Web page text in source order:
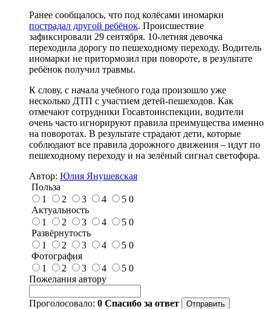
Ранее сообщалось, что под колёсами иномарки
пострадал другой ребёнок. Происшествие
зафиксировали 29 сентября. 10-летняя девочка
переходила дорогу по пешеходному переходу. Водитель
иномарки не притормозил при повороте, в результате
ребёнок получил травмы.
К слову, с начала учебного года произошло уже
несколько ДТП с участием детей-пешеходов. Как
отмечают сотрудники Госавтоинспекции, водители
очень часто игнорируют правила преимущества именно
на поворотах. В результате страдают дети, которые
соблюдают все правила дорожного движения – идут по
пешеходному переходу и на зелёный сигнал светофора.
Автор: Юлия Янушевская
Польза
1
2 3 4 5 0
Актуальность
1
2 3 4 5 0
Развёрнутость
1
2 3 4 5 0
Фотография
1
2 3 4 5 0
Пожелания автору
Проголосовало: 0 Спасибо за ответ